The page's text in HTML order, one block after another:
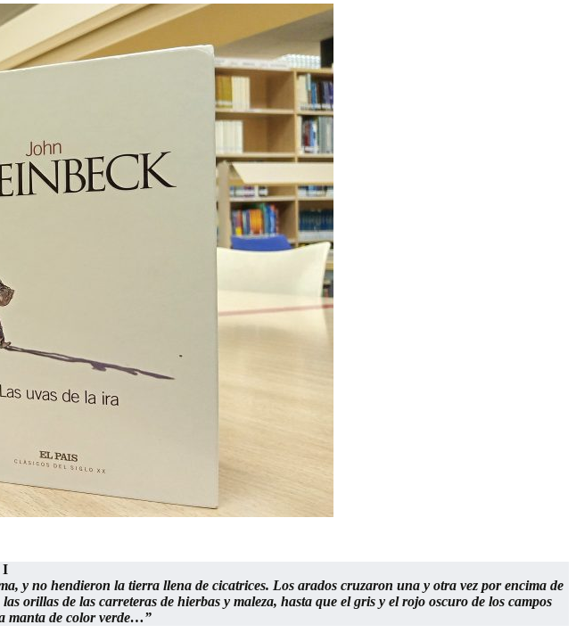
I
y no hendieron la tierra llena de cicatrices. Los arados cruzaron una y otra vez por encima de
orillas de las carreteras de hierbas y maleza, hasta que el gris y el rojo oscuro de los campos
manta de color verde…”